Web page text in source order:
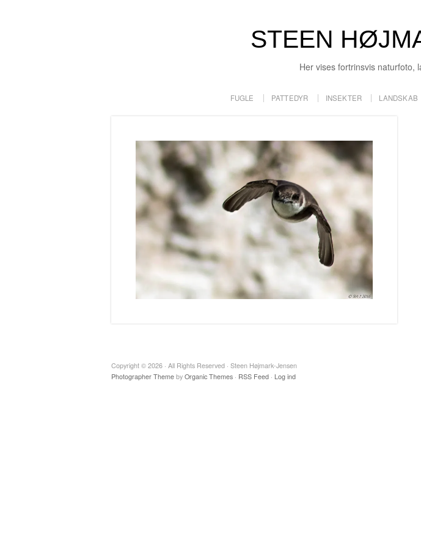
STEEN
Her vises fortrinsvis naturfoto,
FUGLE PATTEDYR INSEKTER LANDSKAB
Copyright © 2026 · All Rights Reserved · Steen Højmark-Jensen
Photographer Theme by Organic Themes · RSS Feed · Log ind